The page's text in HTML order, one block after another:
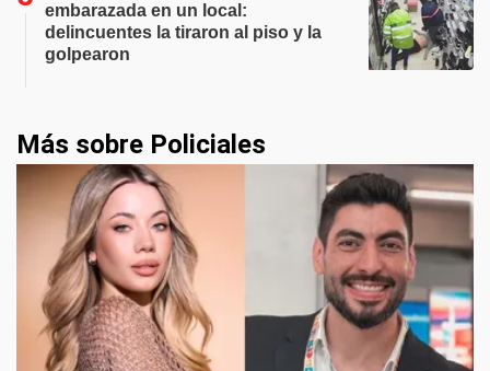
embarazada en un local:
delincuentes la tiraron al piso y la
golpearon
Más sobre Policiales